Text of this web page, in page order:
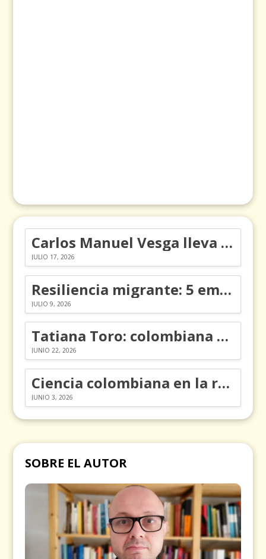
Carlos Manuel Vesga lleva el nombre de Colombia a los Emmy
JULIO 17, 2026
Resiliencia migrante: 5 emociones y cómo gestionarlas
JULIO 9, 2026
Tatiana Toro: colombiana que cambió la historia de las matemáticas
JUNIO 22, 2026
Ciencia colombiana en la revolución de los órganos en chips
JUNIO 3, 2026
SOBRE EL AUTOR